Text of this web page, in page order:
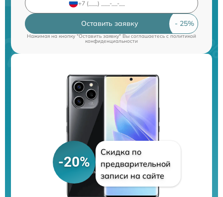
Оставить заявку
Нажимая на кнопку "Оставить заявку" Вы соглашаетесь cполитикой
конфиденциальности
-20%
Скидка по
предварительной
записи на сайте